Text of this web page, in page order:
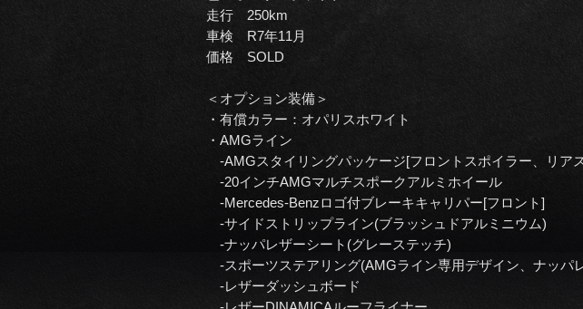
走行 250km
車検 R7年11月
価格 SOLD
＜オプション装備＞
・有償カラー：オパリスホワイト
・AMGライン
-AMGスタイリングパッケージ[フロントスポイラー、リア
-20インチAMGマルチスポークアルミホイール
-Mercedes-Benzロゴ付ブレーキキャリパー[フロント]
-サイドストリップライン(ブラッシュドアルミニウム)
-ナッパレザーシート(グレーステッチ)
-スポーツステアリング(AMGライン専用デザイン、ナッパ
-レザーダッシュボード